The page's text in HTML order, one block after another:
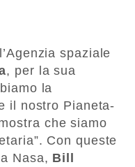
spaziale
, per la sua
la
il nostro Pianeta-
che siamo
Con queste
Nasa, Bill